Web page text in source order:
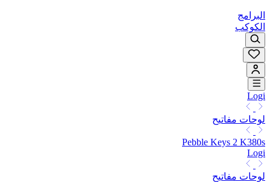
البرامج
الكوكب
Logi
لوحات مفاتيح
Pebble Keys 2 K380s
Logi
لوحات مفاتيح